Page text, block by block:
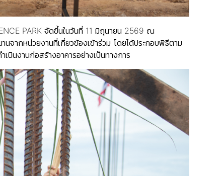
PARK จัดขึ้นในวันที่ 11 มิถุนายน 2569 ณ
ากหน่วยงานที่เกี่ยวข้องเข้าร่วม โดยได้ประกอบพิธีตาม
นินงานก่อสร้างอาคารอย่างเป็นทางการ